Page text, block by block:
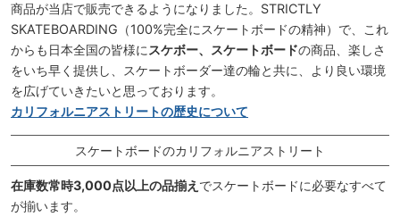
商品が当店で販売できるようになりました。STRICTLY
SKATEBOARDING（100%完全にスケートボードの精神）で、これ
からも日本全国の皆様に スケボー、スケートボードの商品、楽しさ
をいち早く提供し、スケートボーダー達の輪と共に、より良い環境
を広げていきたいと思っております。
カリフォルニアストリートの歴史について
スケートボードのカリフォルニアストリート
在庫数常時3,000点以上の品揃え でスケートボードに必要なすべて
が揃います。